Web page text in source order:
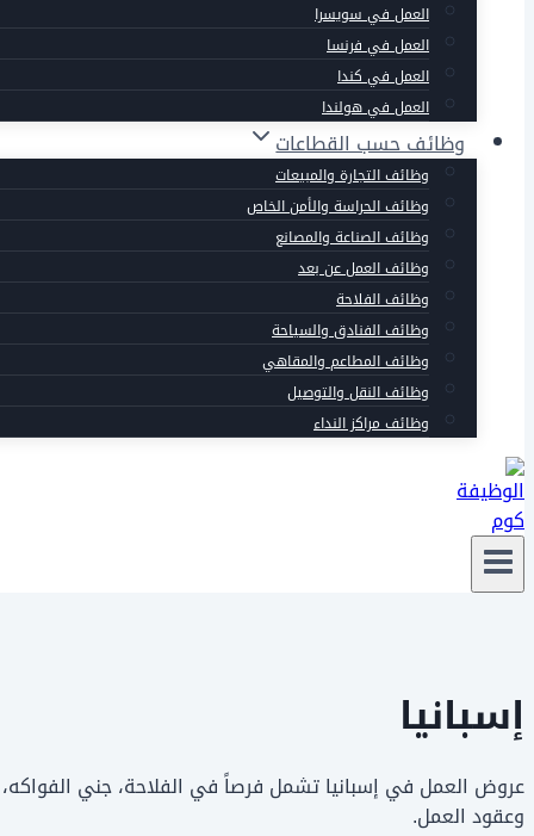
العمل في سويسرا
العمل في فرنسا
العمل في كندا
العمل في هولندا
وظائف حسب القطاعات
وظائف التجارة والمبيعات
وظائف الحراسة والأمن الخاص
وظائف الصناعة والمصانع
وظائف العمل عن بعد
وظائف الفلاحة
وظائف الفنادق والسياحة
وظائف المطاعم والمقاهي
وظائف النقل والتوصيل
وظائف مراكز النداء
إسبانيا
عروض العمل في إسبانيا تشمل فرصاً في الفلاحة، جني الفواكه،
وعقود العمل.